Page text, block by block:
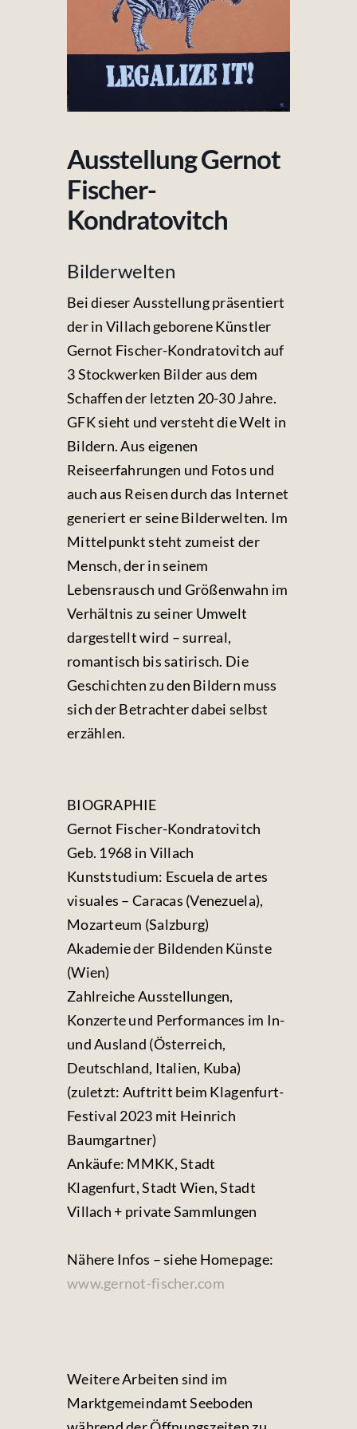
Ausstellung Gernot
Fischer-
Kondratovitch
Bilderwelten
Bei dieser Ausstellung präsentiert
der in Villach geborene Künstler
Gernot Fischer-Kondratovitch auf
3 Stockwerken Bilder aus dem
Schaffen der letzten 20-30 Jahre.
GFK sieht und versteht die Welt in
Bildern. Aus eigenen
Reiseerfahrungen und Fotos und
auch aus Reisen durch das Internet
generiert er seine Bilderwelten. Im
Mittelpunkt steht zumeist der
Mensch, der in seinem
Lebensrausch und Größenwahn im
Verhältnis zu seiner Umwelt
dargestellt wird – surreal,
romantisch bis satirisch. Die
Geschichten zu den Bildern muss
sich der Betrachter dabei selbst
erzählen.
BIOGRAPHIE
Gernot Fischer-Kondratovitch
Geb. 1968 in Villach
Kunststudium: Escuela de artes
visuales – Caracas (Venezuela),
Mozarteum (Salzburg)
Akademie der Bildenden Künste
(Wien)
Zahlreiche Ausstellungen,
Konzerte und Performances im In-
und Ausland (Österreich,
Deutschland, Italien, Kuba)
(zuletzt: Auftritt beim Klagenfurt-
Festival 2023 mit Heinrich
Baumgartner)
Ankäufe: MMKK, Stadt
Klagenfurt, Stadt Wien, Stadt
Villach + private Sammlungen
Nähere Infos – siehe Homepage:
www.gernot-fischer.com
Weitere Arbeiten sind im
Marktgemeindamt Seeboden